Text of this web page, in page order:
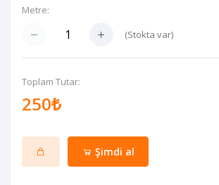
Metre:
(Stokta var)
Toplam Tutar:
250₺
Şimdi al